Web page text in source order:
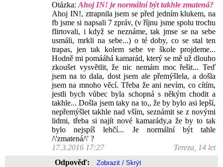
Otázka: Ahoj IN! je normální být takhle zmatená?
Ahoj IN!, ztrapnila jsem se před jedním klukem, na
fb jsme si napsali 7 zpráv, (v říjnu jsme spolu trochu
flirtovali, i když se neznáme, tak jmse se na sebe
usmáli, mrkli na sebe...) o té doby, co se stal ten
trapas, jen tak kolem sebe ve škole projdeme...
Hodně mi pomááhá kamarád, který se mě už dlouho
zkoušet vysvětlit, že nic nemám moc řešit... Teď
jsem na to dala, dost jsem ale přemýšlela, a došla
jsem na mnoho věcí. Třeba že ani nevím, co cítím,
jestli bych vůbec byla schopná s někým chodit a
takhle... Došla jsem taky na to,, že by bylo asi lepší,
nepřemýšlet takhle nad vším, seznámit se z novými
lidmi, třeba si najít nové kamarády,a že by to tak
bylo nejspíš lehčí... Je normální být tahle
/\'zmatená/\' ?
17.3.2016 17:27
Tereza, 14 let
Odpověď: